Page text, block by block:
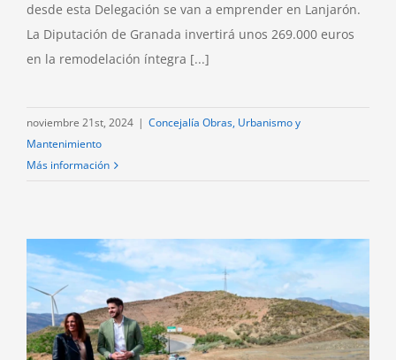
desde esta Delegación se van a emprender en Lanjarón.
La Diputación de Granada invertirá unos 269.000 euros
en la remodelación íntegra [...]
noviembre 21st, 2024 | Concejalía Obras, Urbanismo y
Mantenimiento
Más información